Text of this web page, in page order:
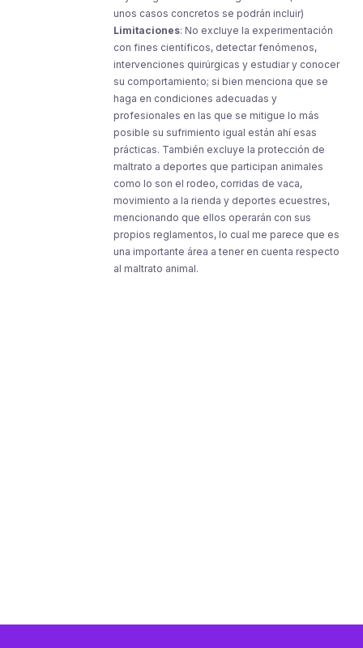
unos casos concretos se podrán incluir)
Limitaciones: No excluye la experimentación
con fines científicos, detectar fenómenos,
intervenciones quirúrgicas y estudiar y conocer
su comportamiento; si bien menciona que se
haga en condiciones adecuadas y
profesionales en las que se mitigue lo más
posible su sufrimiento igual están ahí esas
prácticas. También excluye la protección de
maltrato a deportes que participan animales
como lo son el rodeo, corridas de vaca,
movimiento a la rienda y deportes ecuestres,
mencionando que ellos operarán con sus
propios reglamentos, lo cual me parece que es
una importante área a tener en cuenta respecto
al maltrato animal.